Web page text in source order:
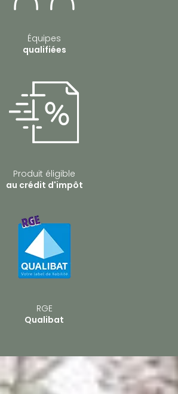
Équipes
qualifiées
Produit éligible
au crédit d'impôt
RGE
Qualibat